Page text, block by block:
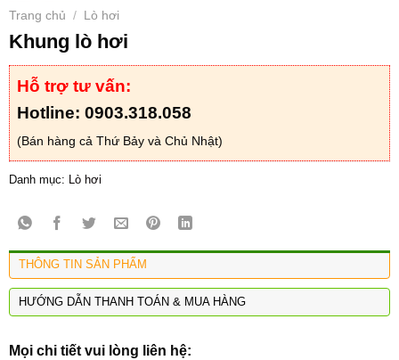
Trang chủ / Lò hơi
Khung lò hơi
Hỗ trợ tư vấn:
Hotline: 0903.318.058
(Bán hàng cả Thứ Bảy và Chủ Nhật)
Danh mục: Lò hơi
THÔNG TIN SẢN PHẨM
HƯỚNG DẪN THANH TOÁN & MUA HÀNG
Mọi chi tiết vui lòng liên hệ: